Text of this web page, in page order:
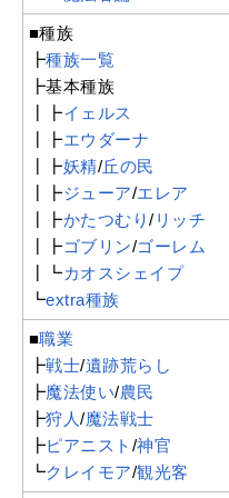
■種族
┣種族一覧
┣基本種族
┃┣イェルス
┃┣エウダーナ
┃┣妖精/丘の民
┃┣ジューア/エレア
┃┣かたつむり/ リッチ
┃┣ゴブリン/ゴーレム
┃┗カオスシェイプ
┗extra種族
■職業
┣戦士/遺跡荒らし
┣魔法使い/農民
┣狩人/魔法戦士
┣ピアニスト /神官
┗クレイモア/観光客